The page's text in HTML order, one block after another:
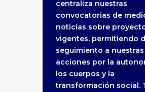
centraliza nuestras
convocatorias de
noticias sobre
vigentes, permitiendo
seguimiento a nuestras
acciones por la
los cuerpos y la
transformación social.